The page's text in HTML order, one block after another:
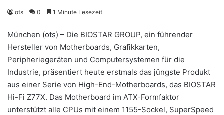
ots 0 1 Minute Lesezeit
München (ots) – Die BIOSTAR GROUP, ein führender
Hersteller von Motherboards, Grafikkarten,
Peripheriegeräten und Computersystemen für die
Industrie, präsentiert heute erstmals das jüngste Produkt
aus einer Serie von High-End-Motherboards, das BIOSTAR
Hi-Fi Z77X. Das Motherboard im ATX-Formfaktor
unterstützt alle CPUs mit einem 1155-Sockel, SuperSpeed